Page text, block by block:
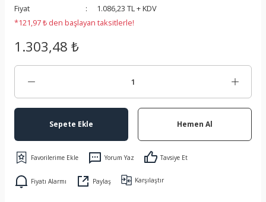
Fiyat
1.086,23 TL + KDV
*121,97 ₺ den başlayan taksitlerle!
1.303,48 ₺
Sepete Ekle Hemen Al
Yorum Yaz Tavsiye Et
Fiyatı Alarmı Paylaş Karşılaştır